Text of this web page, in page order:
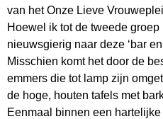
van het Onze Lieve
Hoewel ik tot de tweede groep
nieuwsgierig naar deze ‘bar
Misschien komt het door de
emmers die tot lamp zijn
de hoge, houten tafels met
Eenmaal binnen een